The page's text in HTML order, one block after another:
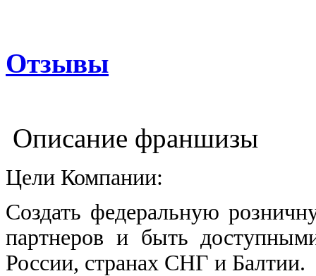
Отзывы
Описание франшизы
Цели Компании:
Создать федеральную
партнеров и быть
России, странах СНГ и Балтии.